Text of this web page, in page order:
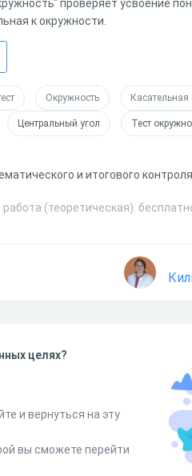
проверяет усвоение
к окружности.
Окружность Касательная
Центральный угол Тест
и итогового
(теоретическая).
целях?
и вернуться на эту
вы сможете перейти